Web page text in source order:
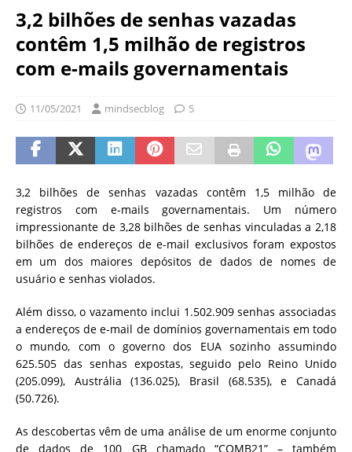
3,2 bilhões de senhas vazadas
contêm 1,5 milhão de registros
com e-mails governamentais
11/05/2021 mindsecblog 5
3,2 bilhões de senhas vazadas contêm 1,5 milhão de
registros com e-mails governamentais. Um número
impressionante de 3,28 bilhões de senhas vinculadas a 2,18
bilhões de endereços de e-mail exclusivos foram expostos
em um dos maiores depósitos de dados de nomes de
usuário e senhas violados.
Além disso, o vazamento inclui 1.502.909 senhas associadas
a endereços de e-mail de domínios governamentais em todo
o mundo, com o governo dos EUA sozinho assumindo
625.505 das senhas expostas, seguido pelo Reino Unido
(205.099), Austrália (136.025), Brasil (68.535), e Canadá
(50.726).
As descobertasvêm de uma análisede um enorme conjunto
de dados de 100 GB chamado “COMB21” – também